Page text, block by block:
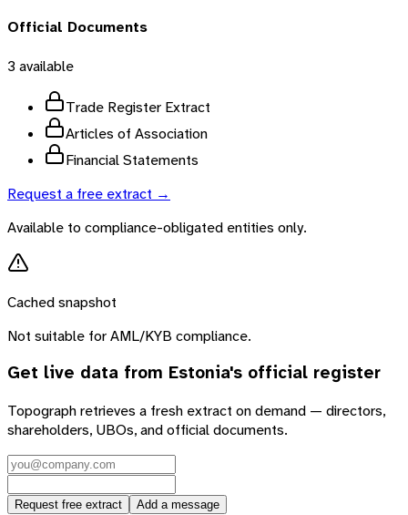
Official Documents
3 available
Trade Register Extract
Articles of Association
Financial Statements
Request a free extract →
Available to compliance-obligated entities only.
Cached snapshot
Not suitable for AML/KYB compliance.
Get live data from Estonia's official register
Topograph retrieves a fresh extract on demand — directors,
shareholders, UBOs, and official documents.
Request free extract Add a message